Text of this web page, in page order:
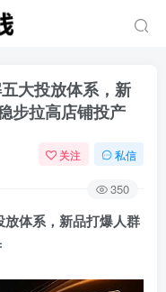
大投放体系，新
步拉高店铺投产
关注 私信
350
体系，新品打爆人群